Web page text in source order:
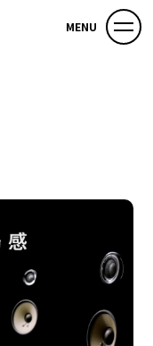
MENU